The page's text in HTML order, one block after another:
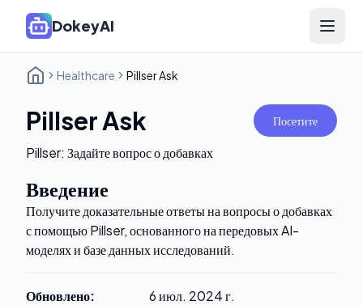
DokeyAI Open
Healthcare Pillser Ask
Pillser Ask Посетите
Pillser: Задайте вопрос о добавках
Введение
Получите доказательные ответы на вопросы о добавках
с помощью Pillser, основанного на передовых AI-
моделях и базе данных исследований.
Обновлено:
6 июл. 2024 г.